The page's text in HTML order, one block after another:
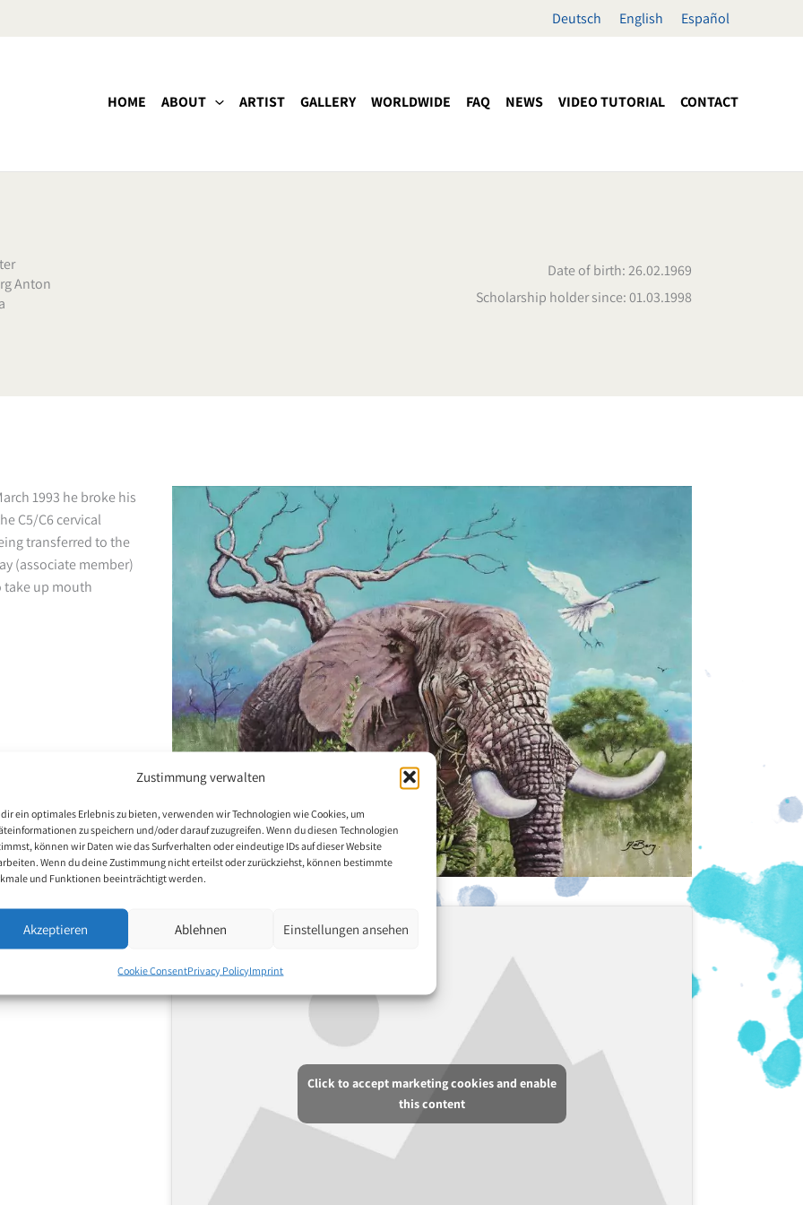
Zustimmung verwalten
ein optimales Erlebnis zu bieten, verwenden wir Technologien wie Cookies, um
zu speichern und/oder darauf zuzugreifen. Wenn du diesen Technologien
können wir Daten wie das Surfverhalten oder eindeutige IDs auf dieser Website
Wenn du deine Zustimmung nicht erteilst oder zurückziehst, können bestimmte
und Funktionen beeinträchtigt werden.
Akzeptieren Ablehnen Einstellungen ansehen
Cookie ConsentPrivacy PolicyImprint
Deutsch English Español
HOME ABOUT ARTIST GALLERY WORLDWIDE FAQ NEWS VIDEO TUTORIAL CONTACT
Anton
Date of birth: 26.02.1969
Scholarship holder since: 01.03.1998
1993 he broke his
C5/C6 cervical
transferred to the
(associate member)
take up mouth
Click to accept marketing cookies and enable
this content